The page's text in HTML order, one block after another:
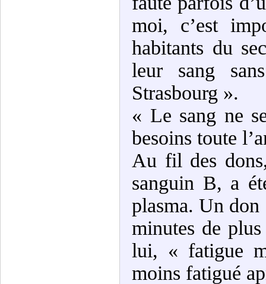
moi, c’est
habitants du
leur sang
Strasbourg ».
« Le sang ne
besoins toute
Au fil des
sanguin B, a
plasma. Un
minutes de
lui, « fatigue
moins fatigué